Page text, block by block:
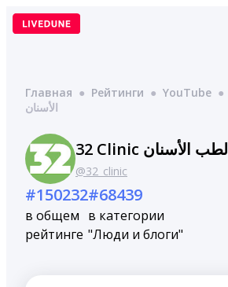
Перейти
Главная ● Рейтинги ● YouTube ●
الأسنان
32 Clinic لطب الأسنان
@32_clinic
#150232
в общем
рейтинге
#68439
в категории
"Люди и блоги"